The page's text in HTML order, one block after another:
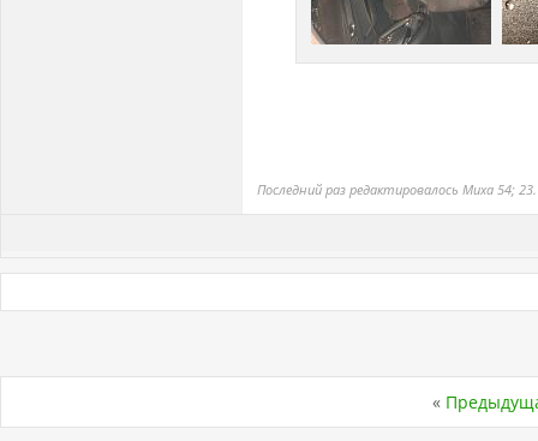
Последний раз редактировалось Миха 54;
«